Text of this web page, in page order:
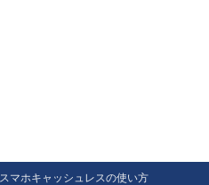
スマホキャッシュレスの使い方